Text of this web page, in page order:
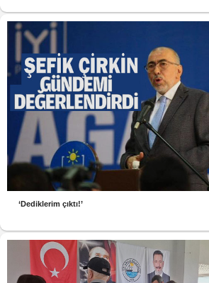
‘Dediklerim çıktı!’